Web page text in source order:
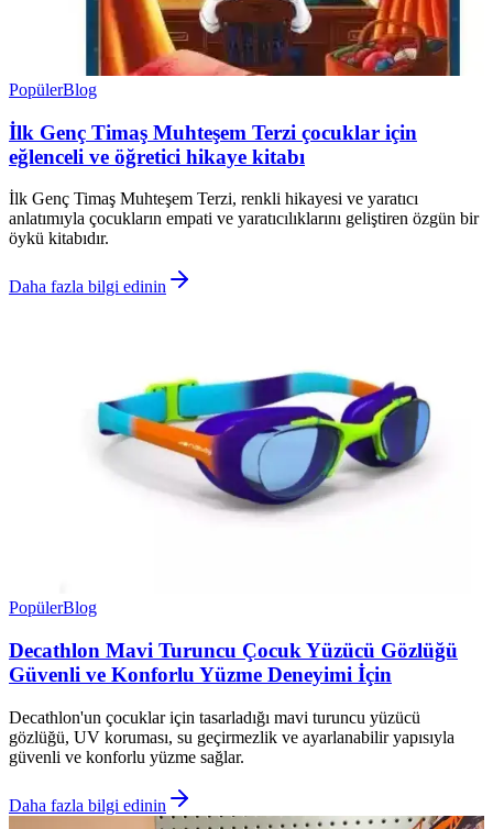
PopülerBlog
İlk Genç Timaş Muhteşem Terzi çocuklar için
eğlenceli ve öğretici hikaye kitabı
İlk Genç Timaş Muhteşem Terzi, renkli hikayesi ve yaratıcı
anlatımıyla çocukların empati ve yaratıcılıklarını geliştiren özgün bir
öykü kitabıdır.
Daha fazla bilgi edinin
PopülerBlog
Decathlon Mavi Turuncu Çocuk Yüzücü Gözlüğü
Güvenli ve Konforlu Yüzme Deneyimi İçin
Decathlon'un çocuklar için tasarladığı mavi turuncu yüzücü
gözlüğü, UV koruması, su geçirmezlik ve ayarlanabilir yapısıyla
güvenli ve konforlu yüzme sağlar.
Daha fazla bilgi edinin